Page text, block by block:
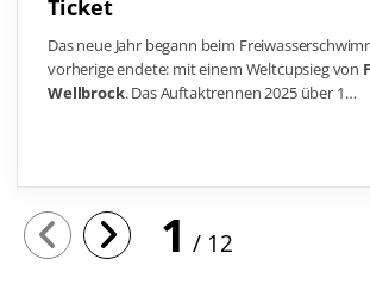
Das neue Jahr begann beim
vorherige endete: mit einem Weltcupsieg von
Wellbrock. Das Auftaktrennen 2025 über 1…
1 12